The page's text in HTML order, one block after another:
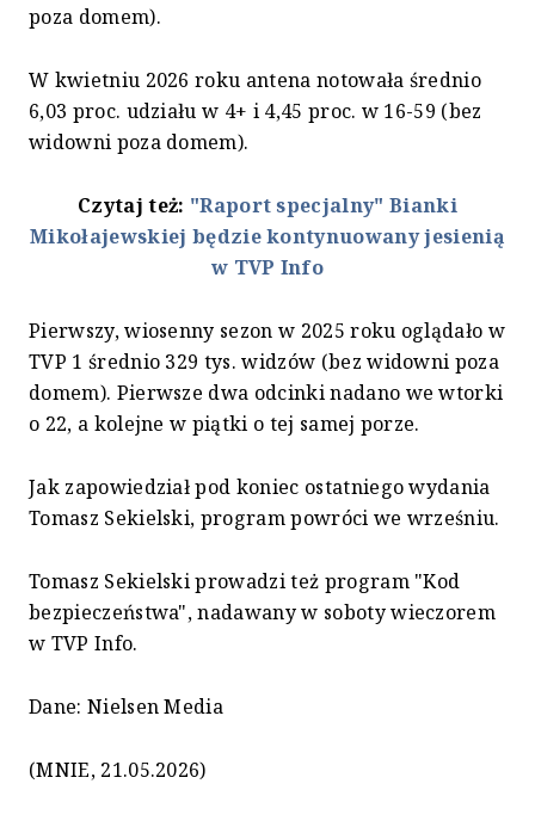
poza domem).
W kwietniu 2026 roku antena notowała średnio
6,03 proc. udziału w 4+ i 4,45 proc. w 16-59 (bez
widowni poza domem).
Czytaj też: "Raport specjalny" Bianki
Mikołajewskiej będzie kontynuowany jesienią
w TVP Info
Pierwszy, wiosenny sezon w 2025 roku oglądało w
TVP 1 średnio 329 tys. widzów (bez widowni poza
domem). Pierwsze dwa odcinki nadano we wtorki
o 22, a kolejne w piątki o tej samej porze.
Jak zapowiedział pod koniec ostatniego wydania
Tomasz Sekielski, program powróci we wrześniu.
Tomasz Sekielski prowadzi też program "Kod
bezpieczeństwa", nadawany w soboty wieczorem
w TVP Info.
Dane: Nielsen Media
(MNIE, 21.05.2026)